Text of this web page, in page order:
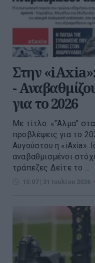
Στην
-
για το 2026
Με τίτλο: «"Άλμα"
προβλέψεις για το
Αυγούστου η «iAxia».
αναβαθμισμένοι
τράπεζες Δείτε το ...
15:07 | 31 Ιουλίου 2026